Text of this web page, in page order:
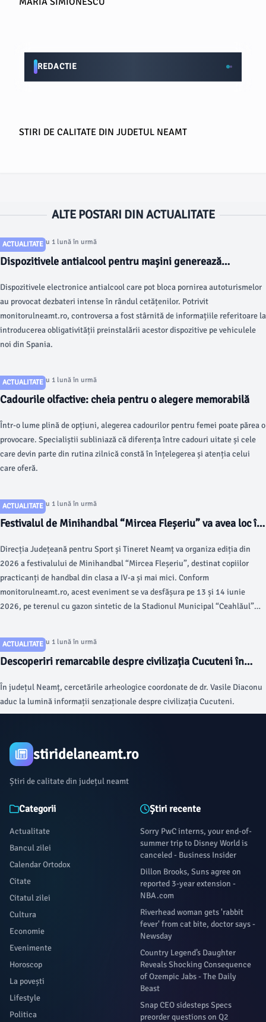
REDACTIE
STIRI DE CALITATE DIN JUDETUL NEAMT
ALTE POSTARI DIN ACTUALITATE
ACTUALITATE
Articol postat cu 1 lună în urmă
Dispozitivele antialcool pentru mașini generează
Dispozitivele electronice antialcool care pot bloca pornirea autoturismelor
au provocat dezbateri intense în rândul cetățenilor. Potrivit
monitorulneamt.ro, controversa a fost stârnită de informațiile referitoare la
introducerea obligativității preinstalării acestor dispozitive pe vehiculele
noi din Spania.
ACTUALITATE
Articol postat cu 1 lună în urmă
Cadourile olfactive: cheia pentru o alegere memorabilă
Într-o lume plină de opțiuni, alegerea cadourilor pentru femei poate părea o
provocare. Specialiștii subliniază că diferența între cadouri uitate și cele
care devin parte din rutina zilnică constă în înțelegerea și atenția celui
care oferă.
ACTUALITATE
Articol postat cu 1 lună în urmă
Festivalul de Minihandbal “Mircea Fleșeriu” va avea loc în
Direcția Județeană pentru Sport și Tineret Neamț va organiza ediția din
2026 a festivalului de Minihandbal “Mircea Fleșeriu”, destinat copiilor
practicanți de handbal din clasa a IV-a și mai mici. Conform
monitorulneamt.ro, acest eveniment se va desfășura pe 13 și 14 iunie
2026, pe terenul cu gazon sintetic de la Stadionul Municipal “Ceahlăul”
ACTUALITATE
Articol postat cu 1 lună în urmă
Descoperiri remarcabile despre civilizația Cucuteni în
În județul Neamț, cercetările arheologice coordonate de dr. Vasile Diaconu
aduc la lumină informații senzaționale despre civilizația Cucuteni.
stiridelaneamt.ro
Știri de calitate din județul neamt
Categorii
Actualitate
Bancul zilei
Calendar Ortodox
Citate
Citatul zilei
Cultura
Economie
Evenimente
Horoscop
La povești
Lifestyle
Politica
Știri recente
Sorry PwC interns, your end-of-
summer trip to Disney World is
canceled - Business Insider
Dillon Brooks, Suns agree on
reported 3-year extension -
NBA.com
Riverhead woman gets 'rabbit
fever' from cat bite, doctor says -
Newsday
Country Legend’s Daughter
Reveals Shocking Consequence
of Ozempic Jabs - The Daily
Beast
Snap CEO sidesteps Specs
preorder questions on Q2